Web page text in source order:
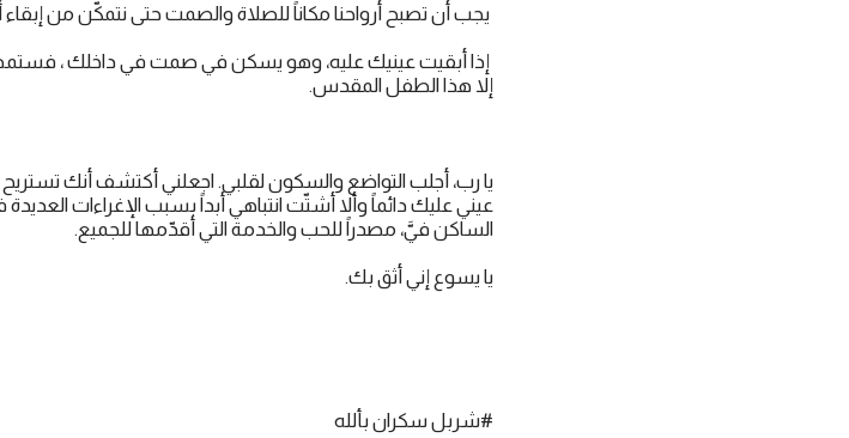
يجب أن تصبح أرواحنا مكاناً للصلاة والصمت حتى نتمكّن من
إذا أبقيت عينيك عليه، وهو يسكن في صمت في داخلك ،
إلا هذا الطفل المقدس.
يا رب، أجلب التواضع والسكون لقلبي. اجعلني أكتشف أنك
عيني عليك دائماً وألا أشتّت انتباهي أبداً بسبب الإغراءات
الساكن فيَّ، مصدراً للحب والخدمة التي أقدّمها للجميع.
يا يسوع إني أثق بك.
#شربل سكران بألله